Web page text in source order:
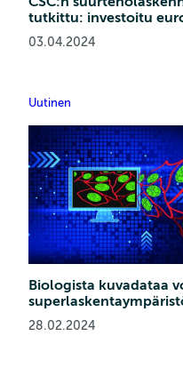
tutkittu: investoitu
03.04.2024
Uutinen
Biologista kuvadataa
28.02.2024